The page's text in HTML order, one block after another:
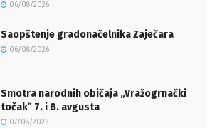
06/08/2026
Saopštenje gradonačelnika Zaječara
06/08/2026
Smotra narodnih običaja „Vražogrnački
točakˮ 7. i 8. avgusta
07/08/2026